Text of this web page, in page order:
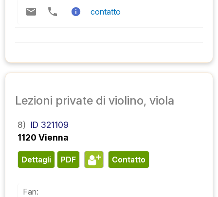
contatto
Lezioni private di violino, viola
8) ID 321109
1120 Vienna
Dettagli PDF contatto
Fan: